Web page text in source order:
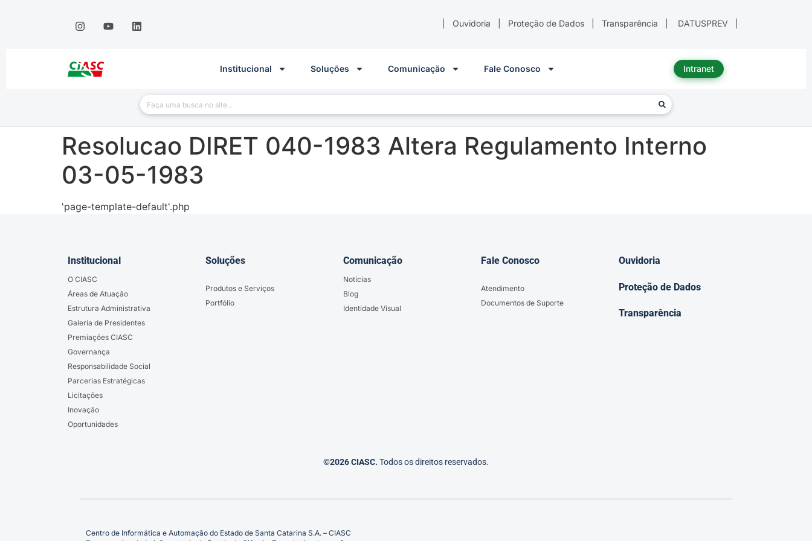
Ouvidoria Proteção de Dados Transparência DATUSPREV
Institucional Soluções Comunicação Fale Conosco Intranet
Resolucao DIRET 040-1983 Altera Regulamento Interno
03-05-1983
'page-template-default'.php
Institucional
O CIASC
Áreas de Atuação
Estrutura Administrativa
Galeria de Presidentes
Premiações CIASC
Governança
Responsabilidade Social
Parcerias Estratégicas
Licitações
Inovação
Oportunidades
Soluções
Produtos e Serviços
Portfólio
Comunicação
Notícias
Blog
Identidade Visual
Fale Conosco
Atendimento
Documentos de Suporte
Ouvidoria
Proteção de Dados
Transparência
©2026 CIASC. Todos os direitos reservados.
Centro de Informática e Automação do Estado de Santa Catarina S.A. – CIASC